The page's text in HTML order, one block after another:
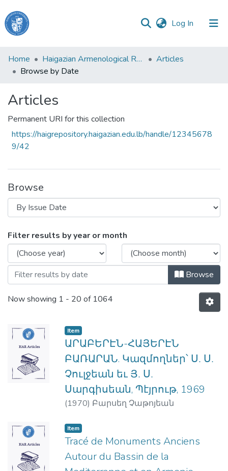
Log In (current)
Haigazian
University
&
All of DSpace
Home Haigazian Armenological Review
Articles
Browse by Date
Articles
Permanent URI for this collection
https://haigrepository.haigazian.edu.lb/handle/12345678
9/42
Browse
Browsing Articles by Issue Date
Filter results by year or month
Browse
Now showing 1 - 20 of 1064
Item
ԱՐԱԲԵՐԷՆ-ՀԱՅԵՐԷՆ
ԲԱՌԱՐԱՆ. Կազմողներ՝ Ս․ Ս․
Չուլջեան եւ Յ․ Ս․
Սարգիսեան, Պէյրութ, 1969
(1970) Բարսեղ Չաթոյեան
Item
Tracé de Monuments Anciens
Autour du Bassin de la